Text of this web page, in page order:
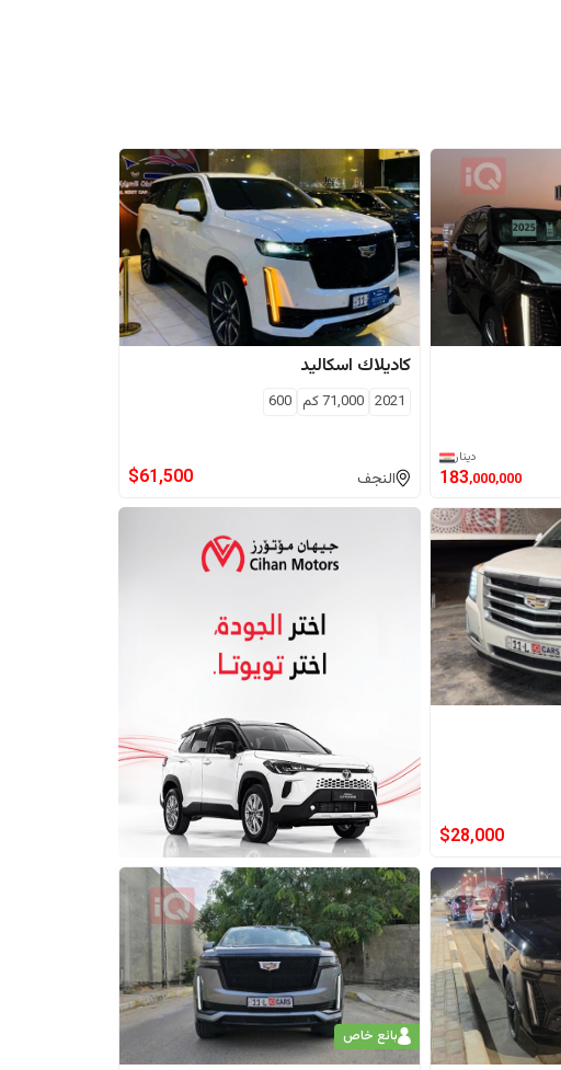
دينار
183,000,000
كاديلاك اسكاليد
2021
71,000كم 600
النجف $61,500
$28,000
بائع خاص